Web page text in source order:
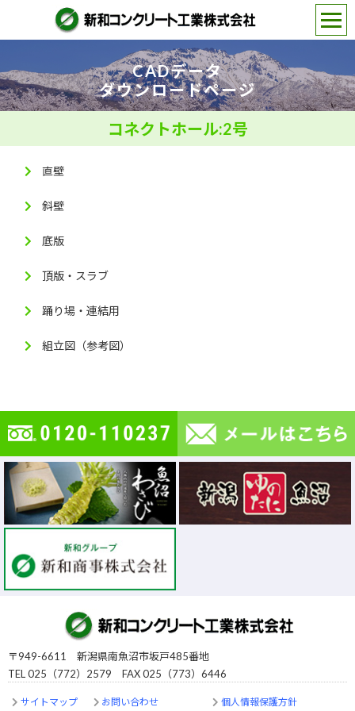
CADデータ
ダウンロードページ
コネクトホール:2号
直壁
斜壁
底版
頂版・スラブ
踊り場・連結用
組立図（参考図）
〒949-6611 新潟県南魚沼市坂戸485番地
TEL 025（772）2579 FAX 025（773）6446
サイトマップ お問い合わせ 個人情報保護方針